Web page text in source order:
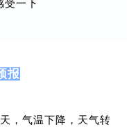
受一下
报
，气温下降，天气转